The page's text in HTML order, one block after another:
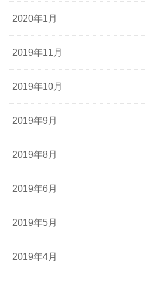
2020年1月
2019年11月
2019年10月
2019年9月
2019年8月
2019年6月
2019年5月
2019年4月